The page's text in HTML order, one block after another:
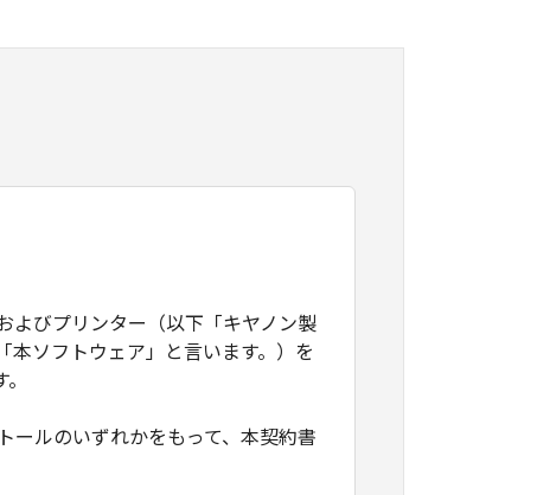
よびプリンター（以下「キヤノン製
ソフトウェア」と言います。）を
ールのいずれかをもって、本契約書